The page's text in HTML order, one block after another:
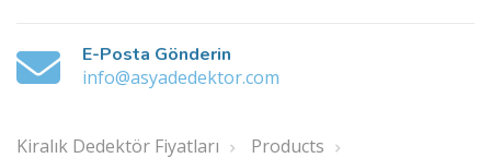
E-Posta Gönderin
info@asyadedektor.com
Kiralık Dedektör Fiyatları Products